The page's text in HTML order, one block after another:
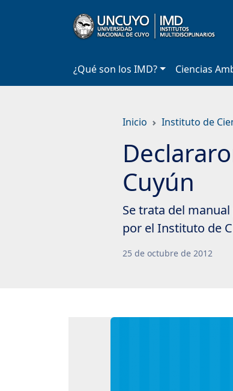
¿Qué son los IMD? Ciencias
Inicio Instituto de
Cuyún
Se trata del
por el Instituto de
25 de octubre de 2012